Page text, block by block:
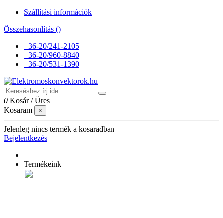
Szállítási információk
Összehasonlítás ()
+36-20/241-2105
+36-20/960-8840
+36-20/531-1390
0 Kosár /Üres
Kosaram
×
Jelenleg nincs termék a kosaradban
Bejelentkezés
Termékeink